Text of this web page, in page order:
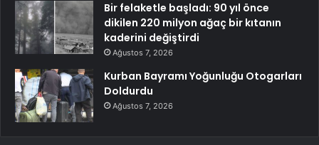
Bir felaketle başladı: 90 yıl önce
dikilen 220 milyon ağaç bir kıtanın
kaderini değiştirdi
Ağustos 7, 2026
Kurban Bayramı Yoğunluğu Otogarları
Doldurdu
Ağustos 7, 2026